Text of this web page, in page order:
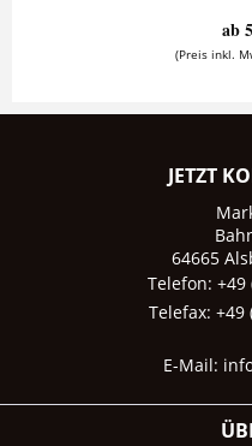
ab
(Preis inkl.
JETZT
64665
Telefon: +49
Telefax: +49
E-Mail: